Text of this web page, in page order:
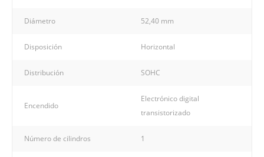
Diámetro 52,40 mm
Disposición Horizontal
Distribución SOHC
Encendido
Electrónico digital
transistorizado
Número de cilindros 1